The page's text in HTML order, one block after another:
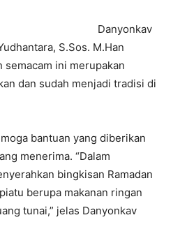
Danyonkav
S.Sos. M.Han
semacam ini merupakan
dan sudah menjadi tradisi di
bantuan yang diberikan
menerima. “Dalam
bingkisan Ramadan
berupa makanan ringan
tunai,” jelas Danyonkav